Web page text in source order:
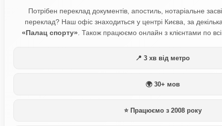
Потрібен переклад документів, апостиль, нотаріальне
переклад? Наш офіс знаходиться у центрі Києва, за
«Палац спорту» . Також працюємо онлайн з клієнтами по
📍 3 хв від метро
🌍 30+ мов
⭐ Працюємо з 2008 року